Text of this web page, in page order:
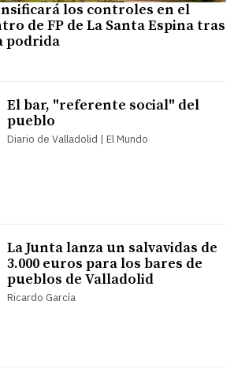
los controles en el
de FP de La Santa Espina tras
podrida
El bar, "referente social" del
pueblo
Diario de Valladolid | El Mundo
La Junta lanza un salvavidas de
3.000 euros para los bares de
pueblos de Valladolid
Ricardo García